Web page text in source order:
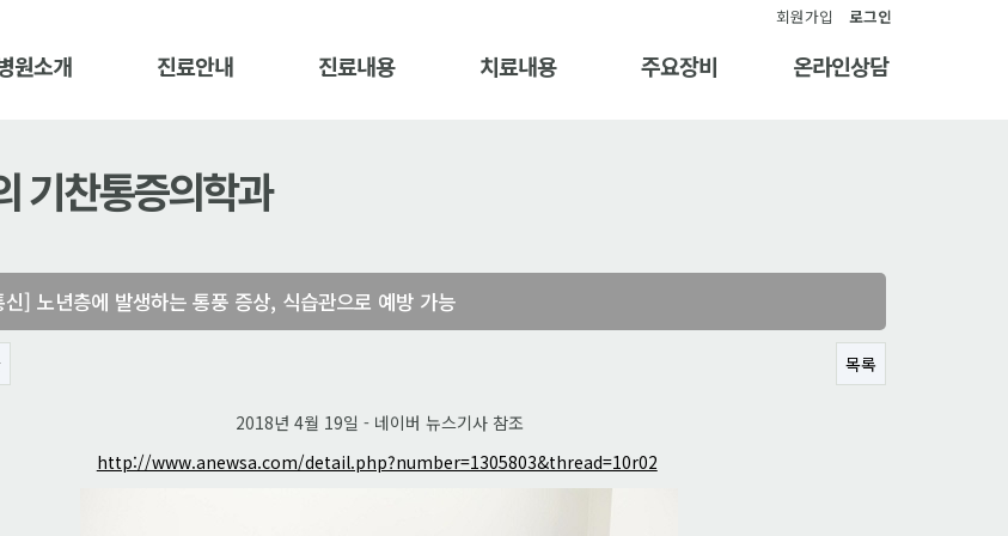
회원가입 로그인
원소개 진료안내 진료내용 치료내용 주요장비 온라인상담
기찬통증의학과
] 노년층에 발생하는 통풍 증상, 식습관으로 예방 가능
목록
2018년 4월 19일 - 네이버 뉴스기사 참조
http://www.anewsa.com/detail.php?number=1305803&thread=10r02